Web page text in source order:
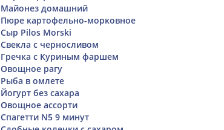
Майонез домашний
Пюре картофельно-морковное
Сыр Pilos Morski
Свекла с черносливом
Гречка с Куриным фаршем
Овощное рагу
Рыба в омлете
Йогурт без сахара
Овощное ассорти
Спагетти N5 9 минут